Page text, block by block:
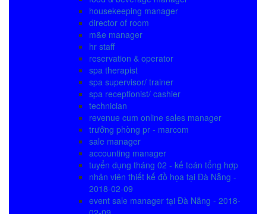
housekeeping manager
director of room
m&e manager
hr staff
reservation & operator
spa therapist
spa supervisor/ trainer
spa receptionist/ cashier
technician
revenue cum online sales manager
trưởng phòng pr - marcom
sale manager
accounting manager
tuyển dụng tháng 02 - kế toán tổng hợp
nhân viên thiết kế đồ họa tại Đà Nẵng -
2018-02-09
event sale manager tại Đà Nẵng - 2018-